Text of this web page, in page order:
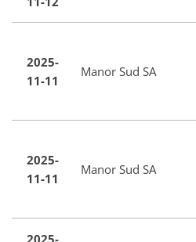
2025-
11-11
Manor Sud SA
2025-
11-11
Manor Sud SA
2025-